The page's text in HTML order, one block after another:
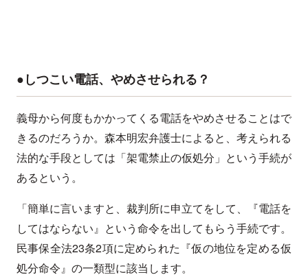
●しつこい電話、やめさせられる？
義母から何度もかかってくる電話をやめさせることはで
きるのだろうか。森本明宏弁護士によると、考えられる
法的な手段としては「架電禁止の仮処分」という手続が
あるという。
「簡単に言いますと、裁判所に申立てをして、『電話を
してはならない』という命令を出してもらう手続です。
民事保全法23条2項に定められた『仮の地位を定める仮
処分命令』の一類型に該当します。